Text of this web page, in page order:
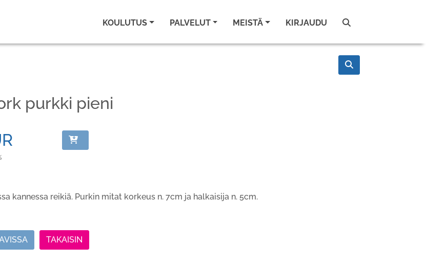
KOULUTUS PALVELUT MEISTÄ KIRJAUDU
purkki pieni
kannessa reikiä. Purkin mitat korkeus n. 7cm ja halkaisija n. 5cm.
TAKAISIN